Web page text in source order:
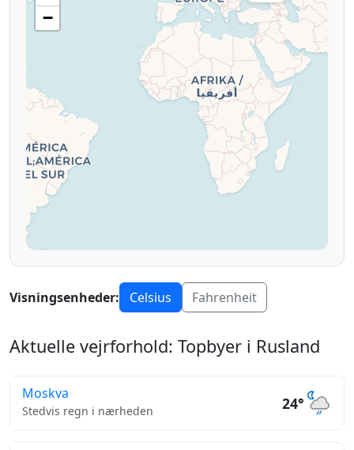
−
Visningsenheder: Celsius Fahrenheit
Aktuelle vejrforhold: Topbyer i Rusland
Moskva
Stedvis regn i nærheden 24°